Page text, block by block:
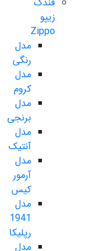
زیپو
Zippo
مدل
رنگی
مدل
کروم
مدل
برنجی
مدل
آنتیک
مدل
آرمور
کیس
مدل
1941
رپلیکا
مدل